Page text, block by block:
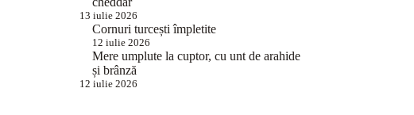
13 iulie 2026
Cornuri turcești împletite
12 iulie 2026
Mere umplute la cuptor, cu unt de arahide
și brânză
12 iulie 2026